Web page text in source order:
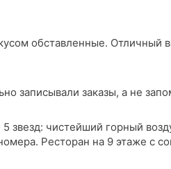
обставленные. Отличный
записывали заказы, а не
звезд: чистейший горный
Ресторан на 9 этаже с